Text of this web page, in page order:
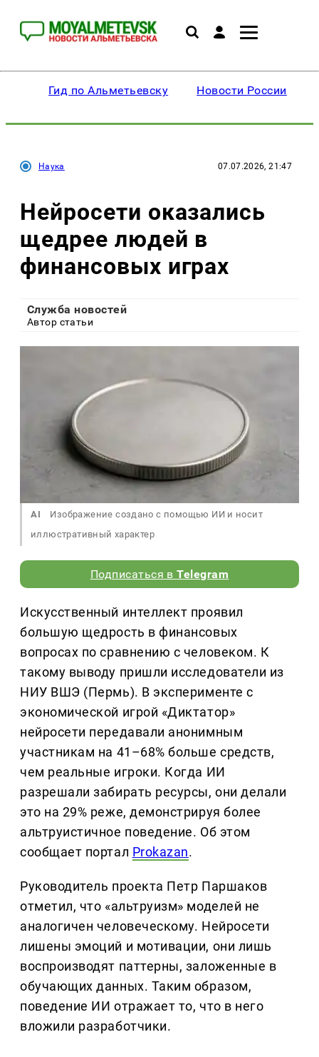
Гид по Альметьевску Новости России
Наука 07.07.2026, 21:47
Нейросети оказались
щедрее людей в
финансовых играх
Служба новостей
Автор статьи
AI
Изображение создано с помощью ИИ и носит
иллюстративный характер
Подписаться вTelegram
Искусственный интеллект проявил
большую щедрость в финансовых
вопросах по сравнению с человеком. К
такому выводу пришли исследователи из
НИУ ВШЭ (Пермь). В эксперименте с
экономической игрой «Диктатор»
нейросети передавали анонимным
участникам на 41–68% больше средств,
чем реальные игроки. Когда ИИ
разрешали забирать ресурсы, они делали
это на 29% реже, демонстрируя более
альтруистичное поведение. Об этом
сообщает портал Prokazan.
Руководитель проекта Петр Паршаков
отметил, что «альтруизм» моделей не
аналогичен человеческому. Нейросети
лишены эмоций и мотивации, они лишь
воспроизводят паттерны, заложенные в
обучающих данных. Таким образом,
поведение ИИ отражает то, что в него
вложили разработчики.